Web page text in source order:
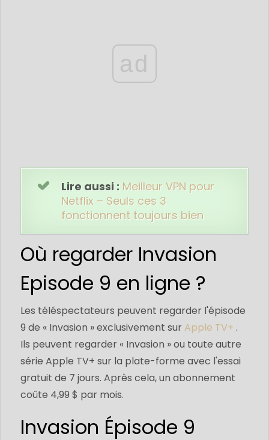
ad
Lire aussi : Meilleur VPN pour
Netflix – Seuls ces 3
fonctionnent toujours bien
Où regarder Invasion
Episode 9 en ligne ?
Les téléspectateurs peuvent regarder l'épisode
9 de « Invasion » exclusivement sur Apple TV+ .
Ils peuvent regarder « Invasion » ou toute autre
série Apple TV+ sur la plate-forme avec l'essai
gratuit de 7 jours. Après cela, un abonnement
coûte 4,99 $ par mois.
Invasion Épisode 9